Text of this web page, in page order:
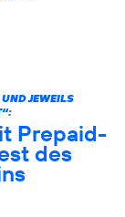
JEWEILS
Prepaid-
des